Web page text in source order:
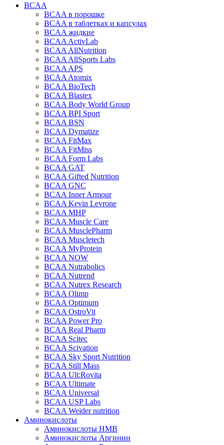
BCAA
BCAA в порошке
BCAA в таблетках и капсулах
BCAA жидкие
BCAA ActivLab
BCAA AllNutrition
BCAA AllSports Labs
BCAA APS
BCAA Atomix
BCAA BioTech
BCAA Blastex
BCAA Body World Group
BCAA BPI Sport
BCAA BSN
BCAA Dymatize
BCAA FitMax
BCAA FitMiss
BCAA Form Labs
BCAA GAT
BCAA Gifted Nutrition
BCAA GNC
BCAA Inner Armour
BCAA Kevin Levrone
BCAA MHP
BCAA Muscle Care
BCAA MusclePharm
BCAA Muscletech
BCAA MyProtein
BCAA NOW
BCAA Nutrabolics
BCAA Nutrend
BCAA Nutrex Research
BCAA Olimp
BCAA Optimum
BCAA OstroVit
BCAA Power Pro
BCAA Real Pharm
BCAA Scitec
BCAA Scivation
BCAA Sky Sport Nutrition
BCAA Still Mass
BCAA Ult:Rovita
BCAA Ultimate
BCAA Universal
BCAA USP Labs
BCAA Weider nutrition
Аминокислоты
Аминокислоты HMB
Аминокислоты Аргинин